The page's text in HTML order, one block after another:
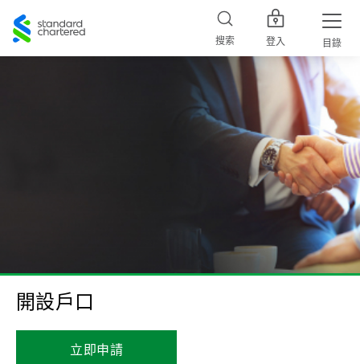
Standard
Chartered
搜索 登入 目錄
開設戶口
立即申請